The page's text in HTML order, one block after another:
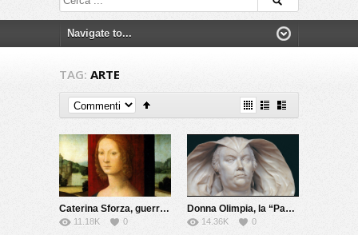
TAG: ARTE
Caterina Sforza, guerriera e alchimista
11.18K 0
Donna Olimpia, la “Papessa” di Roma
14.36K 0